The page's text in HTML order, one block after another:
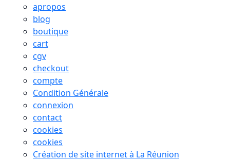
apropos
blog
boutique
cart
cgv
checkout
compte
Condition Générale
connexion
contact
cookies
cookies
Création de site internet à La Réunion